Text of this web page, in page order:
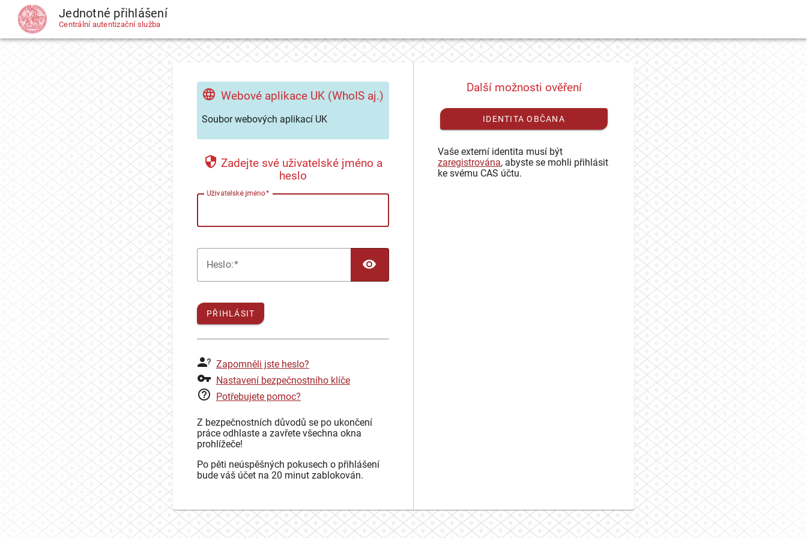
CAS Jednotné přihlášení
Centrální autentizační služba
Webové aplikace UK (WhoIS aj.)
Soubor webových aplikací UK
Zadejte své uživatelské jméno a
heslo
Uživatelské jméno
Heslo:
PŘIHLÁSIT
Zapomněli jste heslo?
Nastavení bezpečnostního klíče
Potřebujete pomoc?
Z bezpečnostních důvodů se po ukončení
práce odhlaste a zavřete všechna okna
prohlížeče!
Po pěti neúspěšných pokusech o přihlášení
bude váš účet na 20 minut zablokován.
Další možnosti ověření
IDENTITA OBČANA
Vaše externí identita musí být
zaregistrována, abyste se mohli přihlásit
ke svému CAS účtu.